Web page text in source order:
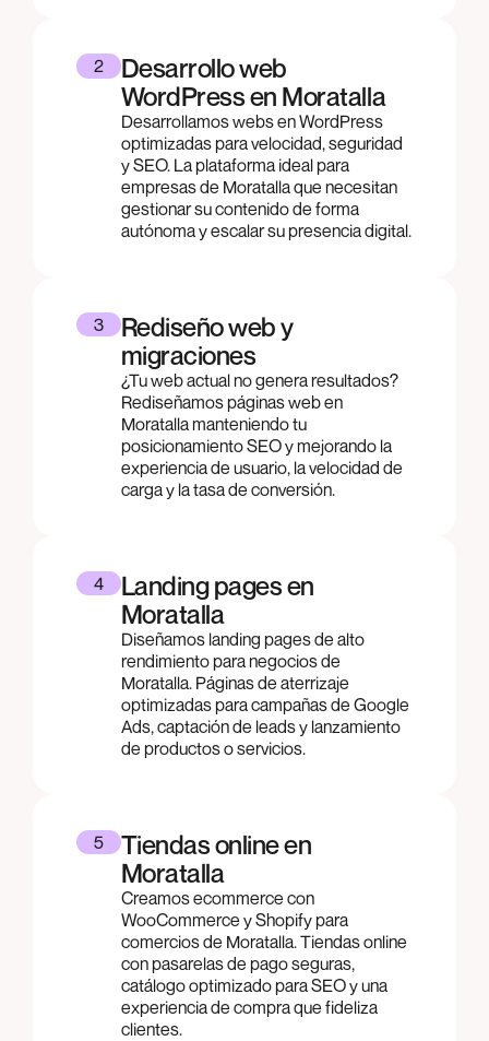
2
Desarrollo web
WordPress en Moratalla
Desarrollamos webs en WordPress
optimizadas para velocidad, seguridad
y SEO. La plataforma ideal para
empresas de Moratalla que necesitan
gestionar su contenido de forma
autónoma y escalar su presencia digital.
3
Rediseño web y
migraciones
¿Tu web actual no genera resultados?
Rediseñamos páginas web en
Moratalla manteniendo tu
posicionamiento SEO y mejorando la
experiencia de usuario, la velocidad de
carga y la tasa de conversión.
4
Landing pages en
Moratalla
Diseñamos landing pages de alto
rendimiento para negocios de
Moratalla. Páginas de aterrizaje
optimizadas para campañas de Google
Ads, captación de leads y lanzamiento
de productos o servicios.
5
Tiendas online en
Moratalla
Creamos ecommerce con
WooCommerce y Shopify para
comercios de Moratalla. Tiendas online
con pasarelas de pago seguras,
catálogo optimizado para SEO y una
experiencia de compra que fideliza
clientes.